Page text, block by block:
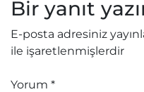
Bir yanıt
E-posta adresiniz
ile işaretlenmişlerdir
Yorum *